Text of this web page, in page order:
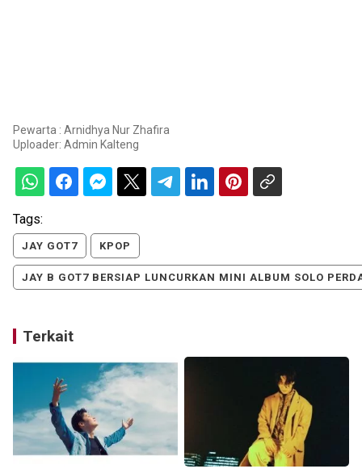
Pewarta : Arnidhya Nur Zhafira
Uploader: Admin Kalteng
Tags:
JAY GOT7 KPOP
JAY B GOT7 BERSIAP LUNCURKAN MINI ALBUM SOLO
Terkait